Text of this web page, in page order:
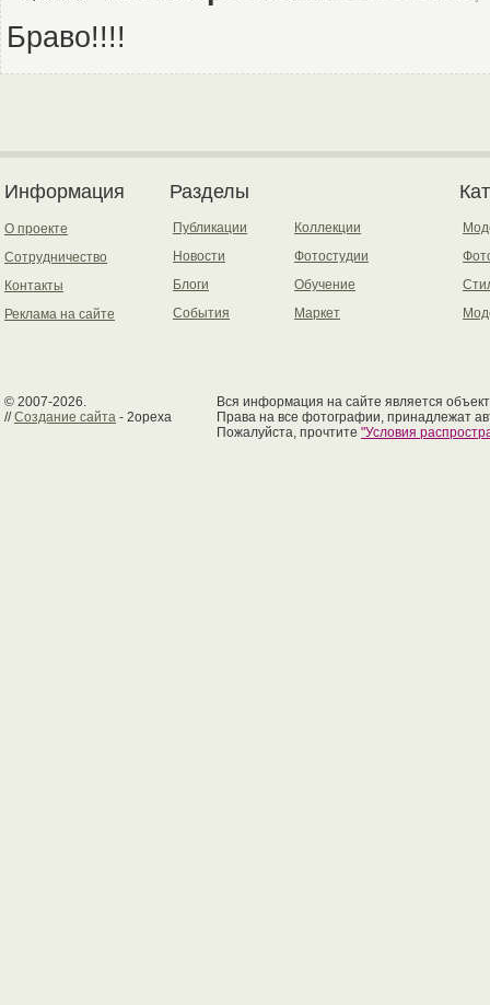
Браво!!!!
Информация
О проекте
Сотрудничество
Контакты
Реклама на сайте
Разделы
Публикации
Новости
Блоги
События
Коллекции
Фотостудии
Обучение
Маркет
© 2007-2026.
//Создание сайта - 2opexa
Вся информация на сайте является
Права на все фотографии, принадлежат
Пожалуйста, прочтите "Условия